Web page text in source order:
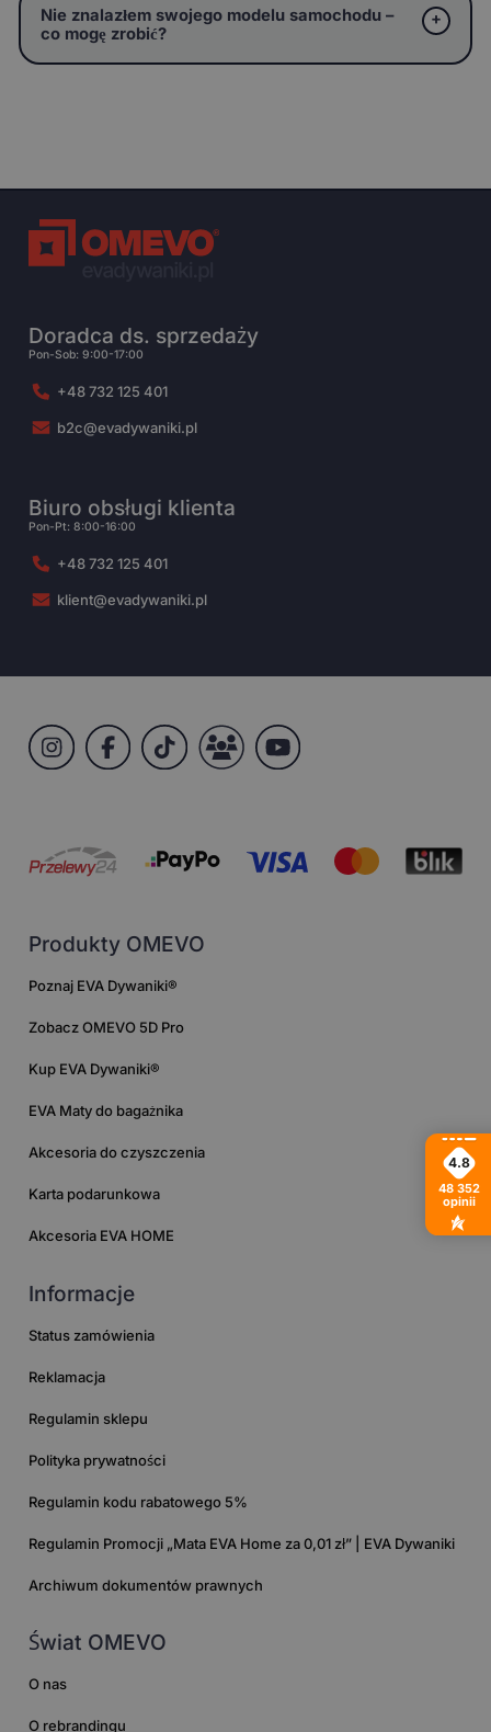
Nie znalazłem swojego modelu samochodu –
co mogę zrobić?
Doradca ds. sprzedaży
Pon-Sob: 9:00-17:00
+48 732 125 401
b2c@evadywaniki.pl
Biuro obsługi klienta
Pon-Pt: 8:00-16:00
+48 732 125 401
klient@evadywaniki.pl
Produkty OMEVO
Poznaj EVA Dywaniki®
Zobacz OMEVO 5D Pro
Kup EVA Dywaniki®
EVA Maty do bagażnika
Akcesoria do czyszczenia
Karta podarunkowa
Akcesoria EVA HOME
Informacje
Status zamówienia
Reklamacja
Regulamin sklepu
Polityka prywatności
Regulamin kodu rabatowego 5%
Regulamin Promocji „Mata EVA Home za 0,01 zł” | EVA Dywaniki
Archiwum dokumentów prawnych
Świat OMEVO
O nas
O rebrandingu
4.8
48 352
opinii